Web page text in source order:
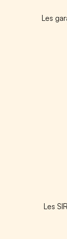
Les
Les